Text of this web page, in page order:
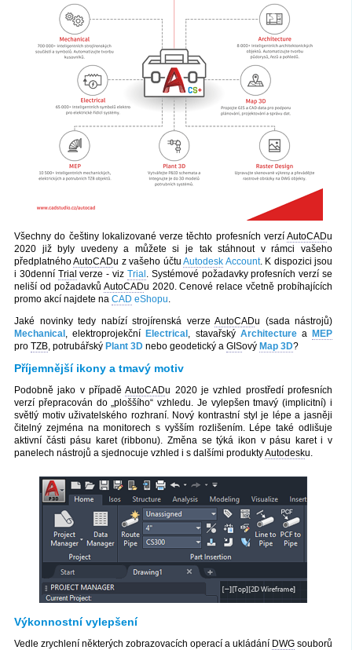
Všechny do češtiny lokalizované verze těchto profesních verzí AutoCADu
2020 již byly uvedeny a můžete si je tak stáhnout v rámci vašeho
předplatnéhoAutoCADu z vašeho účtuAutodesk Account. K dispozici jsou
i 30denní Trial verze - viz Trial . Systémové požadavky profesních verzí se
neliší od požadavků AutoCADu 2020. Cenové relace včetně probíhajících
promo akcí najdete na CAD eShopu.
Jaké novinky tedy nabízí strojírenská verze AutoCADu (sada nástrojů)
Mechanical , elektroprojekční Electrical , stavařský Architecturea MEP
pro TZB, potrubářský Plant 3D nebo geodetický a GISový Map 3D?
Příjemnější ikony a tmavý motiv
Podobně jako v případěAutoCADu 2020 je vzhled prostředí profesních
verzí přepracován do „ploššího“ vzhledu. Je vylepšen tmavý (implicitní) i
světlý motiv uživatelského rozhraní. Nový kontrastní styl je lépe a jasněji
čitelný zejména na monitorech s vyšším rozlišením. Lépe také odlišuje
aktivní části pásu karet (ribbonu). Změna se týká ikon v pásu karet i v
panelech nástrojů a sjednocuje vzhled i s dalšími produktyAutodesku.
Výkonnostní vylepšení
Vedle zrychlení některých zobrazovacích operací a ukládání DWG souborů